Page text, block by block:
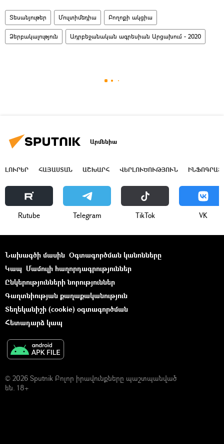
Տեսանյութեր Մուլտիմեդիա Բողոքի ակցիա
Ձերբակալություն Ադրբեջանական ագրեսիան Արցախում - 2020
Արմենիա
ԼՈՒՐԵՐ ՀԱՅԱՍՏԱՆ ԱՇԽԱՐՀ ՎԵՐԼՈՒԾՈՒԹՅՈՒՆ
Rutube Telegram ТikТоk VK
Նախագծի մասին Օգտագործման կանոնները
Կապ Մամուլի հաղորդագրություններ
Ընկերությունների նորություններ
Գաղտնիության քաղաքականություն
Տեղեկանիշի (cookie) օգտագործման
Հետադարձ կապ
© 2026 Sputnik Բոլոր իրավունքները պաշտպանված
են. 18+